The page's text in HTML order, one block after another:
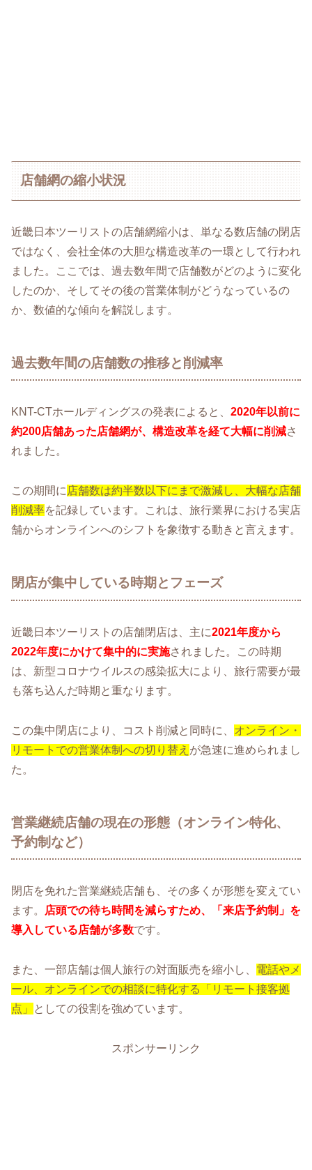
店舗網の縮小状況
近畿日本ツーリストの店舗網縮小は、単なる数店舗の閉店
ではなく、会社全体の大胆な構造改革の一環として行われ
ました。ここでは、過去数年間で店舗数がどのように変化
したのか、そしてその後の営業体制がどうなっているの
か、数値的な傾向を解説します。
過去数年間の店舗数の推移と削減率
KNT-CTホールディングスの発表によると、 2020年以前に
約200店舗あった店舗網が、構造改革を経て大幅に削減さ
れました。
この期間に 店舗数は約半数以下にまで激減し、大幅な店舗
削減率を記録しています。これは、旅行業界における実店
舗からオンラインへのシフトを象徴する動きと言えます。
閉店が集中している時期とフェーズ
近畿日本ツーリストの店舗閉店は、主に2021年度から
2022年度にかけて集中的に実施されました。この時期
は、新型コロナウイルスの感染拡大により、旅行需要が最
も落ち込んだ時期と重なります。
この集中閉店により、コスト削減と同時に、 オンライン・
リモートでの営業体制への切り替え が急速に進められまし
た。
営業継続店舗の現在の形態（オンライン特化、
予約制など）
閉店を免れた営業継続店舗も、その多くが形態を変えてい
ます。 店頭での待ち時間を減らすため、「来店予約制」を
導入している店舗が多数です。
また、一部店舗は個人旅行の対面販売を縮小し、 電話やメ
ール、オンラインでの相談に特化する「リモート接客拠
点」
としての役割を強めています。
スポンサーリンク